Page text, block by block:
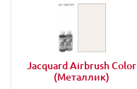
Jacquard Airbrush Color
(Металлик)